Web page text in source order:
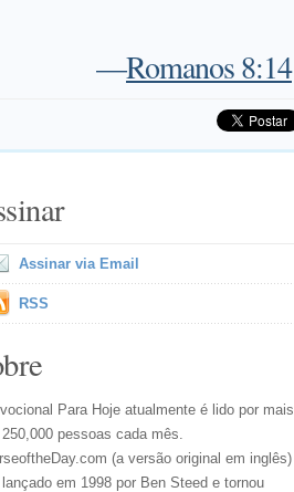
—Romanos 8:14
Assinar via Email
RSS
Para Hoje atualmente é lido por mais
pessoas cada mês.
(a versão original em inglês)
em 1998 por Ben Steed e tornou